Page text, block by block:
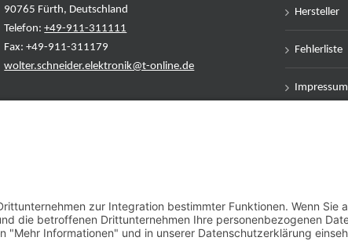
90765 Fürth, Deutschland
Telefon:+49-911-311111
Fax: +49-911-311179
wolter.schneider.elektronik@t-online.de
Hersteller
Fehlerliste
Impressum